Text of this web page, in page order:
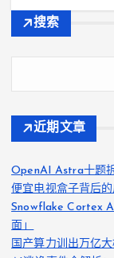
搜索
近期文章
OpenAI Astra十题
便宜电视盒子背后
Snowflake Cortex
面」
国产算力训出万亿